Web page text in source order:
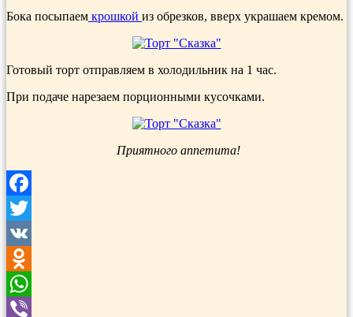
Бока посыпаем крошкой из обрезков, вверх украшаем кремом.
Готовый торт отправляем в холодильник на 1 час.
При подаче нарезаем порционными кусочками.
Приятного аппетита!
Facebook
Twitter
VK
Odnoklassniki
WhatsApp